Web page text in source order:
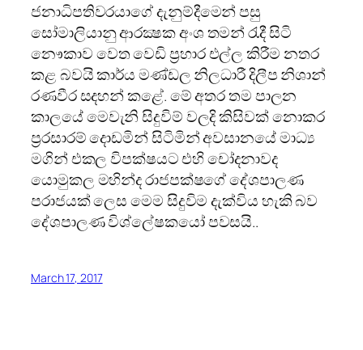
ජනාධිපතිවරයාගේ දැනුම්දීමෙන් පසු
සෝමාලියානු ආරක්‍ෂක අංශ තමන් රැදී සිටි
නෞකාව වෙත වෙඩි ප‍්‍රහාර එල්ල කිරීම නතර
කළ බවයි කාර්ය මණ්ඩල නිලධාරී දිලීප නිශාන්
රණවීර සදහන් කළේ. මේ අතර තම පාලන
කාලයේ මෙවැනි සිදුවිම් වලදි කිසිවක් නොකර
ප්‍රරසාරම් දොඩමින් සිටිමින් අවසානයේ මාධ්‍ය
මගින් එකල විපක්ෂයට එහි චෝදනාවද
යොමුකල මහින්ද රාජපක්ෂගේ දේශපාලණ
පරාජයක් ලෙස මෙම සිදුවිම දැක්විය හැකි බව
දේශපාලණ විශ්ලේෂකයෝ පවසයි..
March 17, 2017